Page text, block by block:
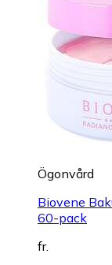
Ögonvård
Biovene
60-pack
fr.